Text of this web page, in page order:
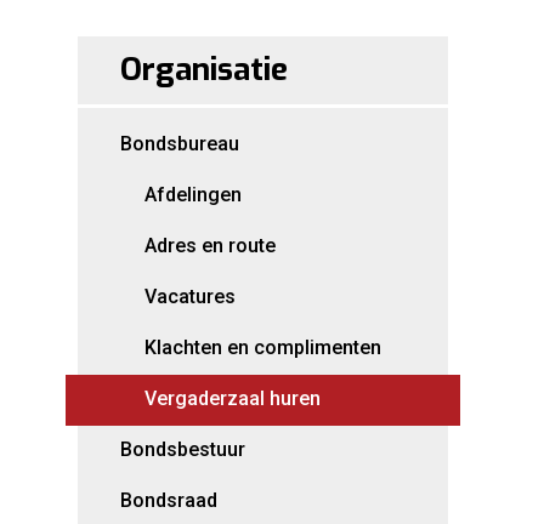
Organisatie
Bondsbureau
Afdelingen
Adres en route
Vacatures
Klachten en complimenten
Vergaderzaal huren
Bondsbestuur
Bondsraad